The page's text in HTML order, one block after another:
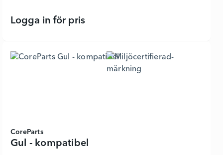
Logga in för prisMagenta - kompatibel - 6331563 -
CoreParts
Gul - kompatibel